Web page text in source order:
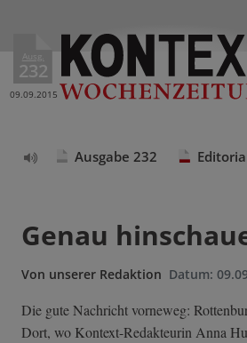
Ausg.
232
09.09.2015
Ausgabe 232
Genau
Von unserer Redaktion Datum:
Die gute Nachricht vorneweg:
Dort, wo Kontext-Redakteurin Anna